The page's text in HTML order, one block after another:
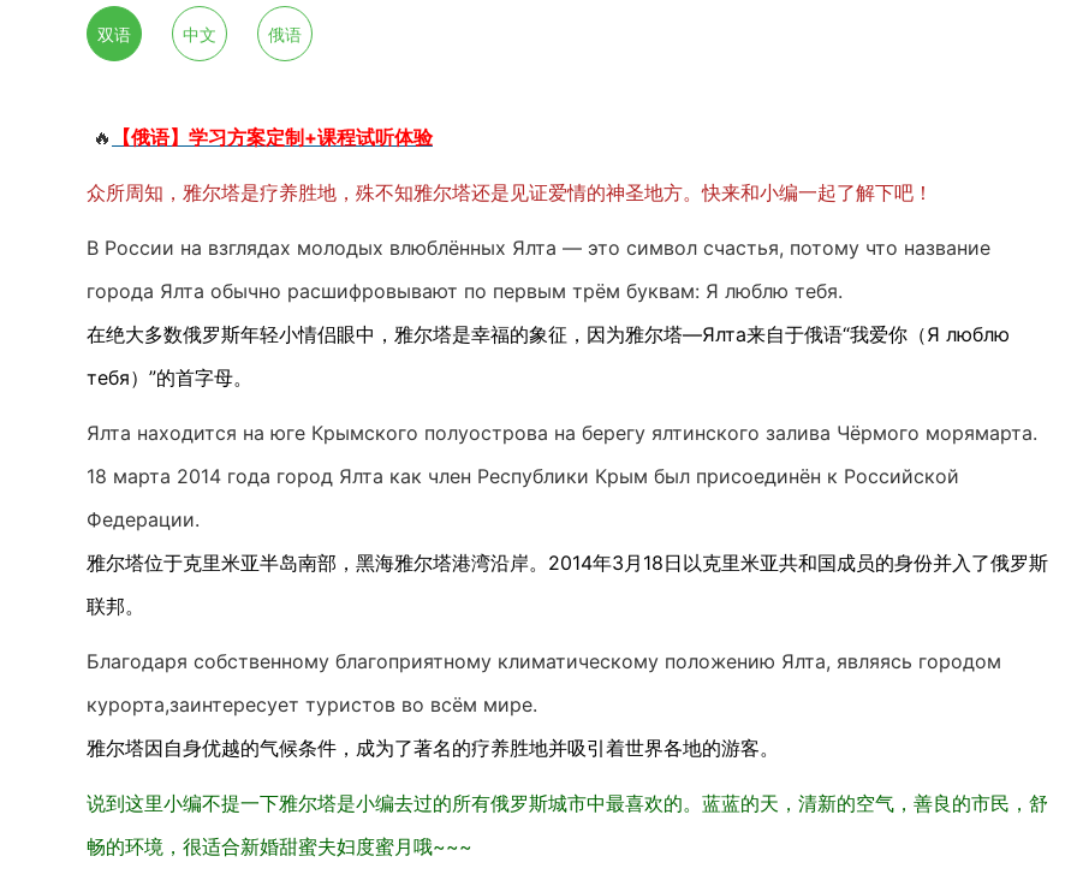
双语 中文 俄语
🔥 【俄语】学习方案定制+课程试听体验
众所周知，雅尔塔是疗养胜地，殊不知雅尔塔还是见证爱情的神圣地方。快来和小编一起了解下吧！
В России на взглядах молодых влюблённых Ялта — это символ счастья, потому что название
города Ялта обычно расшифровывают по первым трём буквам: Я люблю тебя.
在绝大多数俄罗斯年轻小情侣眼中，雅尔塔是幸福的象征，因为雅尔塔—Ялта来自于俄语“我爱你（Я люблю
тебя）”的首字母。
Ялта находится на юге Крымского полуострова на берегу ялтинского залива Чёрмого морямарта.
18 марта 2014 года город Ялта как член Республики Крым был присоединён к Российской
Федерации.
雅尔塔位于克里米亚半岛南部，黑海雅尔塔港湾沿岸。2014年3月18日以克里米亚共和国成员的身份并入了俄罗斯
联邦。
Благодаря собственному благоприятному климатическому положению Ялта, являясь городом
курорта,заинтересует туристов во всём мире.
雅尔塔因自身优越的气候条件，成为了著名的疗养胜地并吸引着世界各地的游客。
说到这里小编不提一下雅尔塔是小编去过的所有俄罗斯城市中最喜欢的。蓝蓝的天，清新的空气，善良的市民，舒
畅的环境，很适合新婚甜蜜夫妇度蜜月哦~~~